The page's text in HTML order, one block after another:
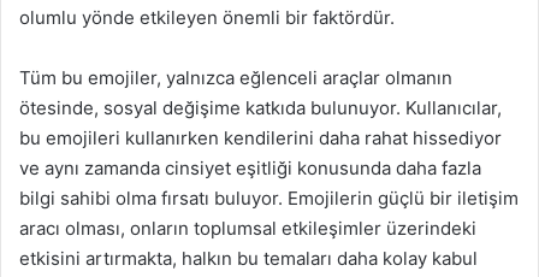
olumlu yönde etkileyen önemli bir faktördür.
Tüm bu emojiler, yalnızca eğlenceli araçlar olmanın
ötesinde, sosyal değişime katkıda bulunuyor. Kullanıcılar,
bu emojileri kullanırken kendilerini daha rahat hissediyor
ve aynı zamanda cinsiyet eşitliği konusunda daha fazla
bilgi sahibi olma fırsatı buluyor. Emojilerin güçlü bir iletişim
aracı olması, onların toplumsal etkileşimler üzerindeki
etkisini artırmakta, halkın bu temaları daha kolay kabul